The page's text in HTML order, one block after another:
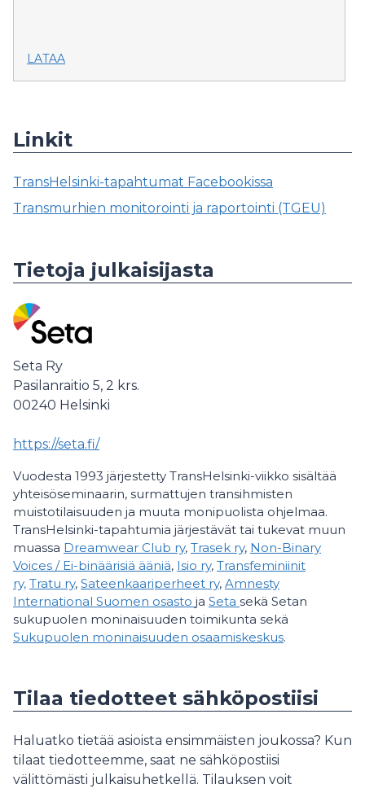
LATAA
Linkit
TransHelsinki-tapahtumat Facebookissa
Transmurhien monitorointi ja raportointi (TGEU)
Tietoja julkaisijasta
Seta Ry
Pasilanraitio 5, 2 krs.
00240 Helsinki
https://seta.fi/
Vuodesta 1993 järjestetty TransHelsinki-viikko sisältää
yhteisöseminaarin, surmattujen transihmisten
muistotilaisuuden ja muuta monipuolista ohjelmaa.
TransHelsinki-tapahtumia järjestävät tai tukevat muun
muassa Dreamwear Club ry, Trasek ry, Non-Binary
Voices / Ei-binäärisiä ääniä, Isio ry, Transfeminiinit
ry, Tratu ry, Sateenkaariperheet ry, Amnesty
International Suomen osasto ja Seta sekä Setan
sukupuolen moninaisuuden toimikunta sekä
Sukupuolen moninaisuuden osaamiskeskus.
Tilaa tiedotteet sähköpostiisi
Haluatko tietää asioista ensimmäisten joukossa? Kun
tilaat tiedotteemme, saat ne sähköpostiisi
välittömästi julkaisuhetkellä. Tilauksen voit